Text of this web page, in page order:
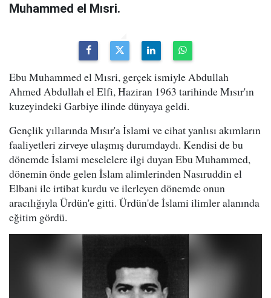
Muhammed el Mısri.
Ebu Muhammed el Mısri, gerçek ismiyle Abdullah
Ahmed Abdullah el Elfi, Haziran 1963 tarihinde Mısır'ın
kuzeyindeki Garbiye ilinde dünyaya geldi.
Gençlik yıllarında Mısır'a İslami ve cihat yanlısı akımların
faaliyetleri zirveye ulaşmış durumdaydı. Kendisi de bu
dönemde İslami meselelere ilgi duyan Ebu Muhammed,
dönemin önde gelen İslam alimlerinden Nasıruddin el
Elbani ile irtibat kurdu ve ilerleyen dönemde onun
aracılığıyla Ürdün'e gitti. Ürdün'de İslami ilimler alanında
eğitim gördü.